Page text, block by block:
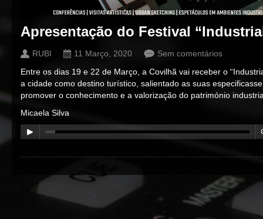
Apresentação do Festival
RUBI 11 Março, 2020
Sem comentários
Entre os dias 19 e 22 de Março, a Covilhã vai receber o
a cidade como destino turístico, salientado as suas
promover o conhecimento e a valorização do património
Micaela Silva
00:00 / 00:00